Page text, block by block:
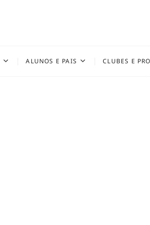
ALUNOS E PAIS CLUBES E